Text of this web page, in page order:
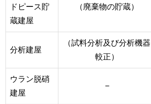
ドピース貯
蔵建屋
（廃棄物の貯蔵）
分析建屋
（試料分析及び分析機器
較正）
ウラン脱硝
建屋
−